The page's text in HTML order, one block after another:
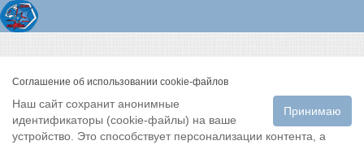
Соглашение об использовании cookie-файлов
Принимаю
Наш сайт сохранит анонимные
идентификаторы (cookie-файлы) на ваше
устройство. Это способствует персонализации контента, а